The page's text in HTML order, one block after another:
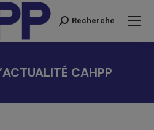
Recherche
Recherche
CAHPP